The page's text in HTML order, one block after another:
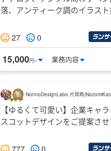
落、アンティーク調のイラス
27 0
15,000円~ 業務内容
NonnoDesignLabo 片岡希(
【ゆるくて可愛い】企業キャ
スコットデザインをご提案さ